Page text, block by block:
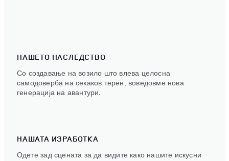
НАШЕТО НАСЛЕДСТВО
Со создавање на возило што влева целосна
самодоверба на секаков терен, воведовме нова
генерација на авантури.
НАШАТА ИЗРАБОТКА
Одете зад сцената за да видите како нашите искусни